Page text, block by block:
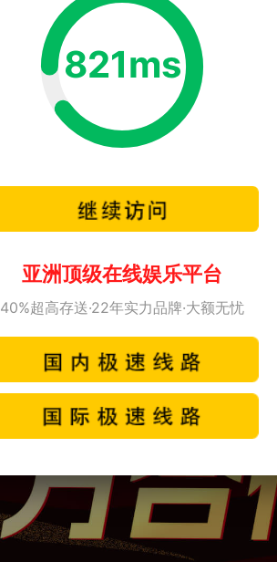
821ms
亚洲顶级在线娱乐平台
40%超高存送·22年实力品牌·大额无忧